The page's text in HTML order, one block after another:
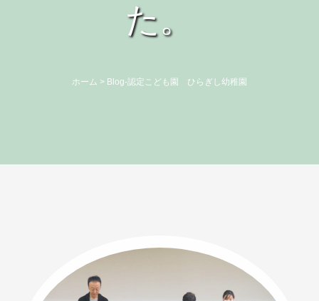
た。
ホーム > Blog-認定こども園 ひらぎし幼稚園